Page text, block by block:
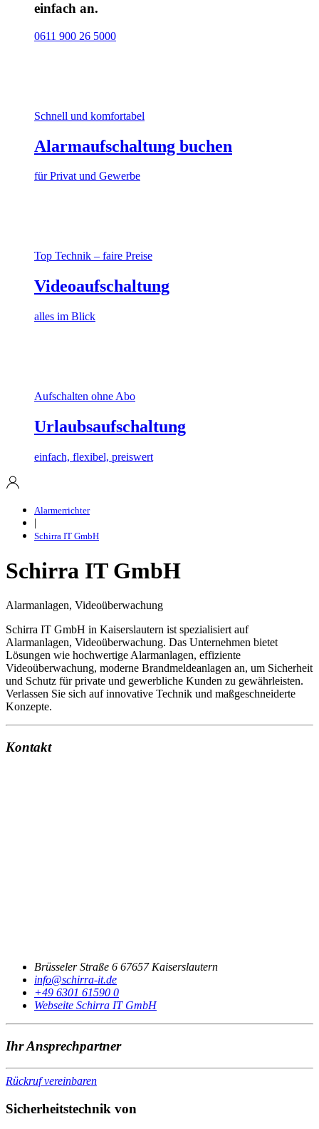
einfach an.
0611 900 26 5000
Schnell und komfortabel
Alarmaufschaltung buchen
für Privat und Gewerbe
Top Technik – faire Preise
Videoaufschaltung
alles im Blick
Aufschalten ohne Abo
Urlaubsaufschaltung
einfach, flexibel, preiswert
Alarmerrichter
|
Schirra IT GmbH
Schirra IT GmbH
Alarmanlagen, Videoüberwachung
Schirra IT GmbH in Kaiserslautern ist spezialisiert auf
Alarmanlagen, Videoüberwachung. Das Unternehmen bietet
Lösungen wie hochwertige Alarmanlagen, effiziente
Videoüberwachung, moderne Brandmeldeanlagen an, um Sicherheit
und Schutz für private und gewerbliche Kunden zu gewährleisten.
Verlassen Sie sich auf innovative Technik und maßgeschneiderte
Konzepte.
Kontakt
Brüsseler Straße 6 67657 Kaiserslautern
ed.ti-arrihcs
@ofni
+49 6301 61590 0
Webseite Schirra IT GmbH
Ihr Ansprechpartner
Rückruf vereinbaren
Sicherheitstechnik von